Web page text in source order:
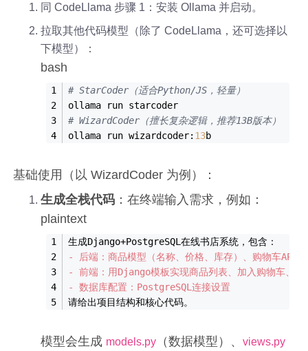
同 CodeLlama 步骤 1：安装 Ollama 并启动。
拉取其他代码模型（除了 CodeLlama，还可选择以
下模型）：
bash
# StarCoder（适合Python/JS，轻量）
ollama
run starcoder
# WizardCoder（擅长复杂逻辑，推荐13B版本）
ollama
run wizardcoder: 13b
基础使用（以 WizardCoder 为例）：
生成全栈代码 ：在终端输入需求，例如：
plaintext
生成Django+PostgreSQL在线书店系统，包含：
-
后端：商品模型（名称、价格、库存）、购物车API
- 前端：用Django模板实现商品列表、加入购物车、结
- 数据库配置：PostgreSQL连接设置
请给出项目结构和核心代码。
模型会生成 models.py （数据模型）、views.py